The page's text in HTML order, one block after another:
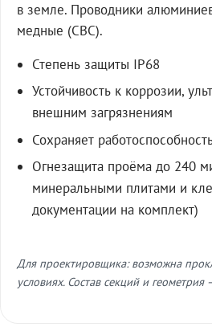
в земле. Проводники
медные (СВС).
Степень защиты IP68
Устойчивость к коррозии,
внешним загрязнениям
Сохраняет
Огнезащита проёма до 240
минеральными плитами и
документации на комплект)
Для проектировщика: возможна
условиях. Состав секций и